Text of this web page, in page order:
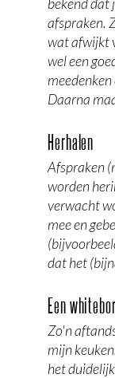
afspraken.
wat afwijkt
wel een
Daarna
Herhalen
Afspraken
worden
verwacht
mee en
dat het
Een
Zo'n
mijn
het